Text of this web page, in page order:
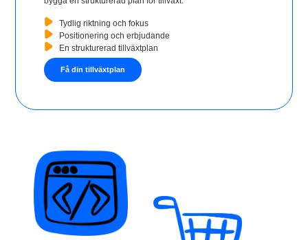
Tydlig riktning och fokus
Positionering och erbjudande
En strukturerad tillväxtplan
Få din tillväxtplan